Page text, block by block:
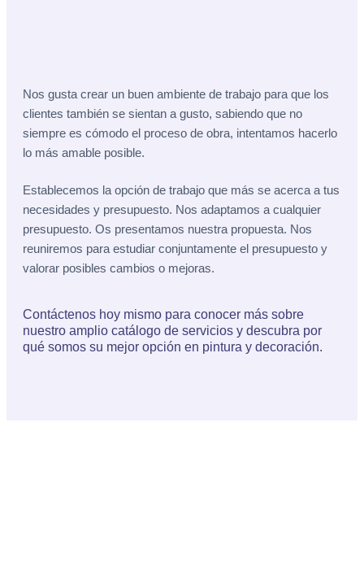
Nos gusta crear un buen ambiente de trabajo para que los
clientes también se sientan a gusto, sabiendo que no
siempre es cómodo el proceso de obra, intentamos hacerlo
lo más amable posible.
Establecemos la opción de trabajo que más se acerca a tus
necesidades y presupuesto. Nos adaptamos a cualquier
presupuesto. Os presentamos nuestra propuesta. Nos
reuniremos para estudiar conjuntamente el presupuesto y
valorar posibles cambios o mejoras.
Contáctenos hoy mismo para conocer más sobre
nuestro amplio catálogo de servicios y descubra por
qué somos su mejor opción en pintura y decoración.